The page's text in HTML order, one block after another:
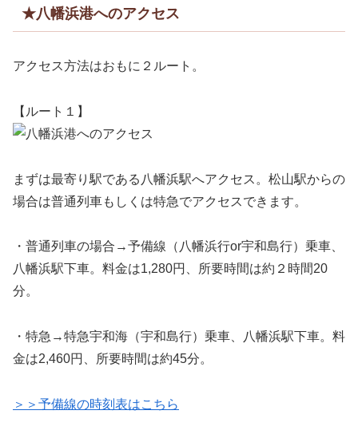
★八幡浜港へのアクセス
アクセス方法はおもに２ルート。
【ルート１】
まずは最寄り駅である八幡浜駅へアクセス。松山駅からの
場合は普通列車もしくは特急でアクセスできます。
・ 普通列車の場合 →予備線（八幡浜行or宇和島行）乗車、
八幡浜駅下車。料金は1,280円、所要時間は約２時間20
分。
・ 特急 →特急宇和海（宇和島行）乗車、八幡浜駅下車。料
金は2,460円、所要時間は約45分。
＞＞予備線の時刻表はこちら